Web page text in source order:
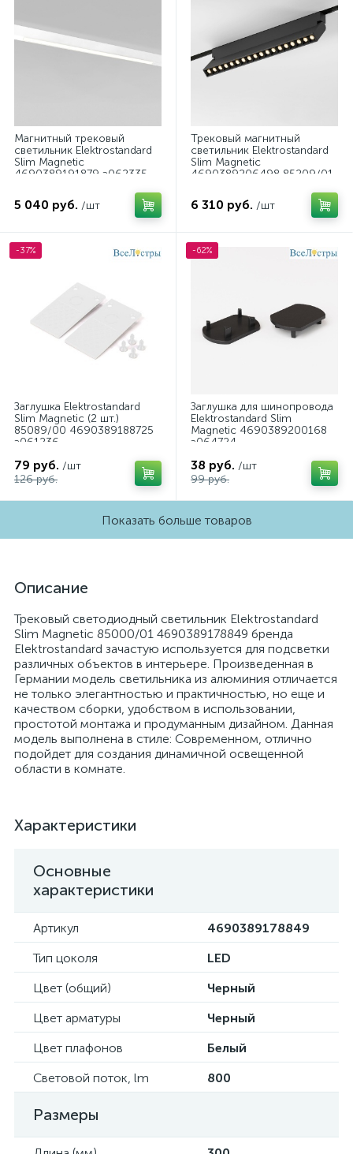
Магнитный трековый
светильник Elektrostandard
Slim Magnetic
4690389191879 a062335
5 040 руб. /шт
Трековый магнитный
светильник Elektrostandard
Slim Magnetic
4690389206498 85209/01
6 310 руб. /шт
-37%
Заглушка Elektrostandard
Slim Magnetic (2 шт.)
85089/00 4690389188725
a061236
79 руб. /шт
126 руб.
-62%
Заглушка для шинопровода
Elektrostandard Slim
Magnetic 4690389200168
a064724
38 руб. /шт
99 руб.
Показать больше товаров
Описание
Трековый светодиодный светильник Elektrostandard
Slim Magnetic 85000/01 4690389178849 бренда
Elektrostandard зачастую используется для подсветки
различных объектов в интерьере. Произведенная в
Германии модель светильника из алюминия отличается
не только элегантностью и практичностью, но еще и
качеством сборки, удобством в использовании,
простотой монтажа и продуманным дизайном. Данная
модель выполнена в стиле: Современном, отлично
подойдет для создания динамичной освещенной
области в комнате.
Характеристики
Основные
характеристики
Артикул
4690389178849
Тип цоколя
LED
Цвет (общий)
Черный
Цвет арматуры
Черный
Цвет плафонов
Белый
Световой поток, lm
800
Размеры